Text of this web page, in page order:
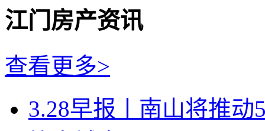
江门房产资讯
查看更多>
3.28早报丨南山将推